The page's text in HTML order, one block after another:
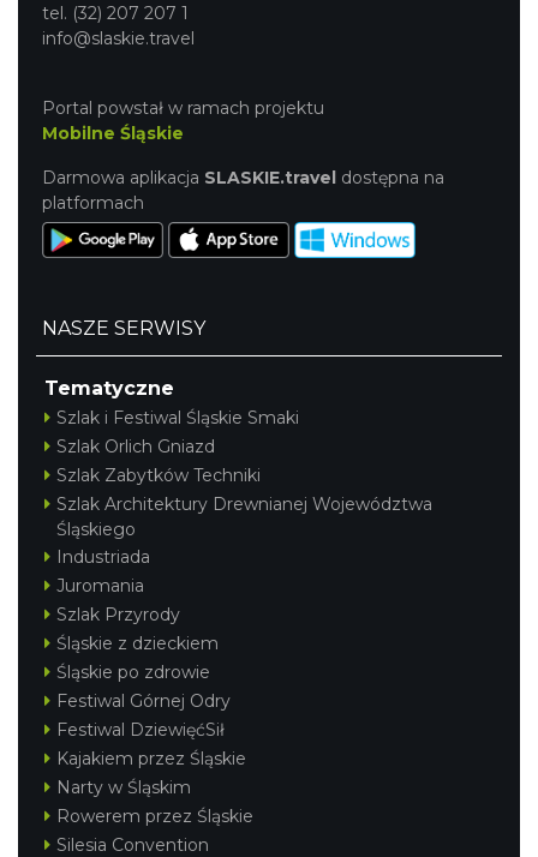
tel. (32) 207 207 1
info@slaskie.travel
Portal powstał w ramach projektu
Mobilne Śląskie
Darmowa aplikacja SLASKIE.travel dostępna na
platformach
NASZE SERWISY
Tematyczne
Szlak i Festiwal Śląskie Smaki
Szlak Orlich Gniazd
Szlak Zabytków Techniki
Szlak Architektury Drewnianej Województwa
Śląskiego
Industriada
Juromania
Szlak Przyrody
Śląskie z dzieckiem
Śląskie po zdrowie
Festiwal Górnej Odry
Festiwal DziewięćSił
Kajakiem przez Śląskie
Narty w Śląskim
Rowerem przez Śląskie
Silesia Convention